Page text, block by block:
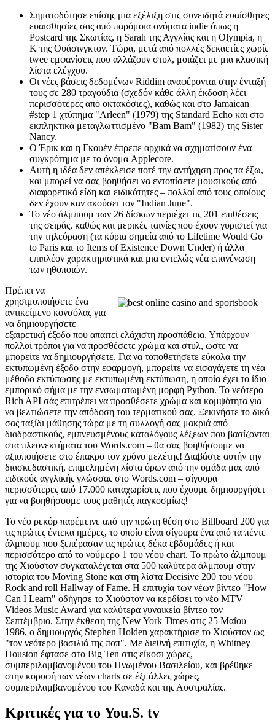
Σηματοδότησε επίσης μια εξέλιξη στις συνειδητά ευαίσθητες
ευαισθησίες σας από παρόμοια ονόματα indie όπως η
Postcard της Σκωτίας, η Sarah της Αγγλίας και η Olympia, η
K της Ουάσινγκτον. Τώρα, μετά από πολλές δεκαετίες χωρίς
twee εμφανίσεις που αλλάζουν στυλ, μοιάζει με μια κλασική
λίστα ελέγχου.
Οι νέες βάσεις δεδομένων Riddim αναφέρονται στην ένταξή
τους σε 280 τραγούδια (σχεδόν κάθε άλλη έκδοση λέει
περισσότερες από οκτακόσιες), καθώς και στο Jamaican
#step 1 χτύπημα "Arleen" (1979) της Standard Echo και στο
εκπληκτικά μεταγλωττισμένο "Bam Bam" (1982) της Sister
Nancy.
Ο Έρικ και η Γκουέν έπρεπε αρχικά να σχηματίσουν ένα
συγκρότημα με το όνομα Applecore.
Αυτή η ιδέα δεν απέκλεισε ποτέ την αντήχηση προς τα έξω,
και μπορεί να σας βοηθήσει να εντοπίσετε μουσικούς από
διαφορετικά είδη και ειδικότητες – πολλοί από τους οποίους
δεν έχουν καν ακούσει τον "Indian June".
Το νέο άλμπουμ των 26 δίσκων περιέχει τις 201 επιθέσεις
της σειράς, καθώς και μερικές ταινίες που έχουν γυριστεί για
την τηλεόραση (τα κύρια σημεία από το Lifetime Would Go
to Paris και το Items of Existence Down Under) ή άλλα
επιπλέον χαρακτηριστικά και μια εντελώς νέα επανένωση
των ηθοποιών.
Πρέπει να
χρησιμοποιήσετε ένα
αντικείμενο κονσόλας για
να δημιουργήσετε
εξαιρετική έξοδο που απαιτεί ελάχιστη προσπάθεια. Υπάρχουν
πολλοί τρόποι για να προσθέσετε χρώμα και στυλ, ώστε να
μπορείτε να δημιουργήσετε. Για να τοποθετήσετε εύκολα την
εκτυπωμένη έξοδο στην εφαρμογή, μπορείτε να εισαγάγετε τη νέα
μέθοδο εκτύπωσης με εκτυπωμένη εκτύπωση, η οποία έχει το ίδιο
εμπορικό σήμα με την ενσωματωμένη μορφή Python. Το νεότερο
Rich API σάς επιτρέπει να προσθέσετε χρώμα και κομψότητα για
να βελτιώσετε την απόδοση του τερματικού σας. Ξεκινήστε το δικό
σας ταξίδι μάθησης τώρα με τη συλλογή σας μακριά από
διαδραστικούς, εμπνευσμένους καταλόγους λέξεων που βασίζονται
στα πλεονεκτήματα του Words.com – θα σας βοηθήσουμε να
αξιοποιήσετε στο έπακρο τον χρόνο μελέτης! Διαβάστε αυτήν την
διασκεδαστική, επιμελημένη λίστα όρων από την ομάδα μας από
ειδικούς αγγλικής γλώσσας στο Words.com – σίγουρα
περισσότερες από 17.000 καταχωρίσεις που έχουμε δημιουργήσει
για να βοηθήσουμε τους μαθητές παγκοσμίως!
Το νέο ρεκόρ παρέμεινε από την πρώτη θέση στο Billboard 200 για
τις πρώτες έντεκα ημέρες, το οποίο είναι σίγουρα ένα από τα πέντε
άλμπουμ που ξεπέρασαν τις πρώτες δέκα εβδομάδες ή και
περισσότερο από το νούμερο 1 του νέου chart. Το πρώτο άλμπουμ
της Χιούστον συγκαταλέγεται στα 500 καλύτερα άλμπουμ στην
ιστορία του Moving Stone και στη λίστα Decisive 200 του νέου
Rock and roll Hallway of Fame. Η επιτυχία των νέων βίντεο "How
Can I Learn" οδήγησε το Χιούστον να κερδίσει το νέο MTV
Videos Music Award για καλύτερα γυναικεία βίντεο τον
Σεπτέμβριο. Στην έκθεση της New York Times στις 25 Μαΐου
1986, ο δημιουργός Stephen Holden χαρακτήρισε το Χιούστον ως
"τον νεότερο βασιλιά της ποπ". Με διεθνή επιτυχία, η Whitney
Houston έφτασε στο Big Ten στις είκοσι χώρες,
συμπεριλαμβανομένου του Ηνωμένου Βασιλείου, και βρέθηκε
στην κορυφή των νέων charts σε έξι άλλες χώρες,
συμπεριλαμβανομένου του Καναδά και της Αυστραλίας.
Κριτικές για το You.S. tv